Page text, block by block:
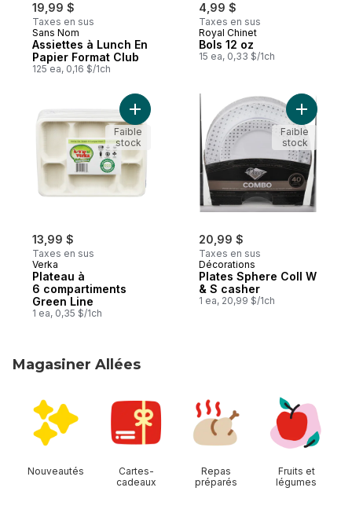
19,99 $
Taxes en sus
Préparé au Canada
Sans Nom
Assiettes à Lunch En
Papier Format Club
125 ea, 0,16 $/1ch
4,99 $
Taxes en sus
Préparé au Canada
Royal Chinet
Bols 12 oz
15 ea, 0,33 $/1ch
13,99 $
Taxes en sus
Verka
Plateau à
6 compartiments
Green Line
1 ea, 0,35 $/1ch
Ajouter Plateau à 6 compartiments Green
Faible
stock
20,99 $
Taxes en sus
Décorations
Plates Sphere Coll W
& S casher
1 ea, 20,99 $/1ch
Ajouter
Faible
stock
Magasiner Allées
Nouveautés
Cartes-
cadeaux
Repas
préparés
Fruits et
légumes